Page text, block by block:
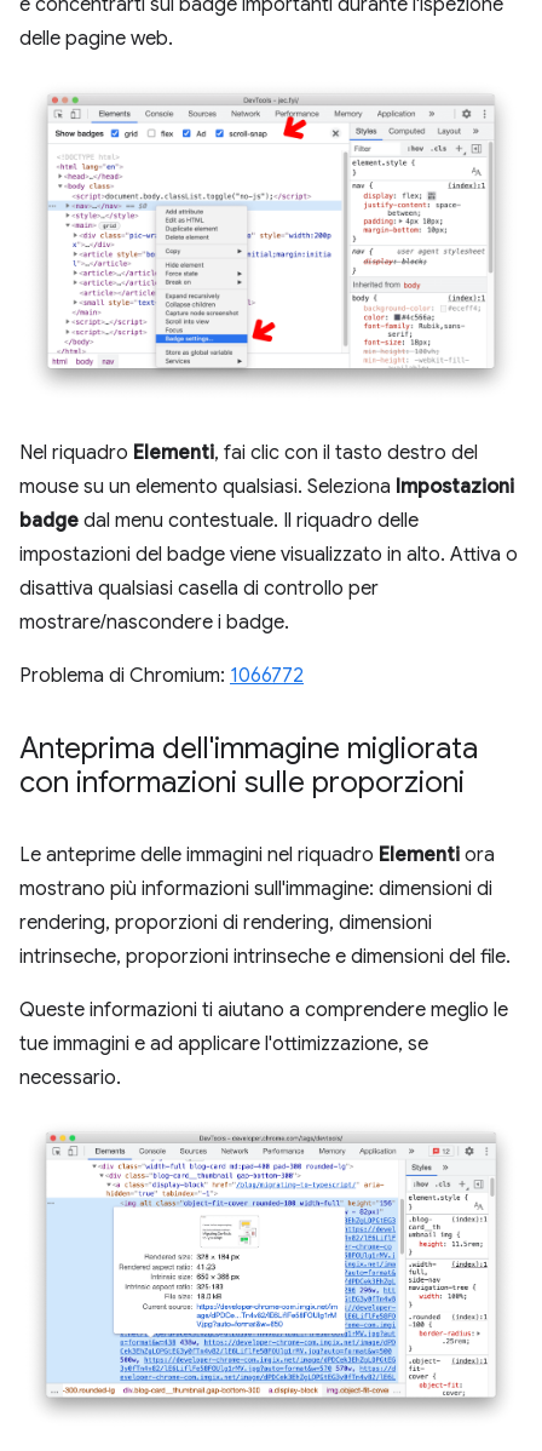
e concentrarti sui badge importanti durante l'ispezione
delle pagine web.
Nel riquadro Elementi, fai clic con il tasto destro del
mouse su un elemento qualsiasi. Seleziona Impostazioni
badge dal menu contestuale. Il riquadro delle
impostazioni del badge viene visualizzato in alto. Attiva o
disattiva qualsiasi casella di controllo per
mostrare/nascondere i badge.
Problema di Chromium: 1066772
Anteprima dell'immagine migliorata
con informazioni sulle proporzioni
Le anteprime delle immagini nel riquadro Elementi ora
mostrano più informazioni sull'immagine: dimensioni di
rendering, proporzioni di rendering, dimensioni
intrinseche, proporzioni intrinseche e dimensioni del file.
Queste informazioni ti aiutano a comprendere meglio le
tue immagini e ad applicare l'ottimizzazione, se
necessario.